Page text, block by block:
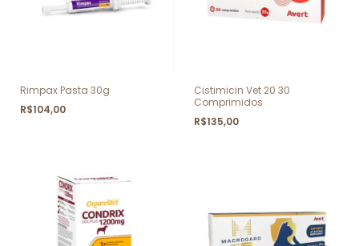
Rimpax Pasta 30g
R$104,00
Cistimicin Vet 20 30
Comprimidos
R$135,00